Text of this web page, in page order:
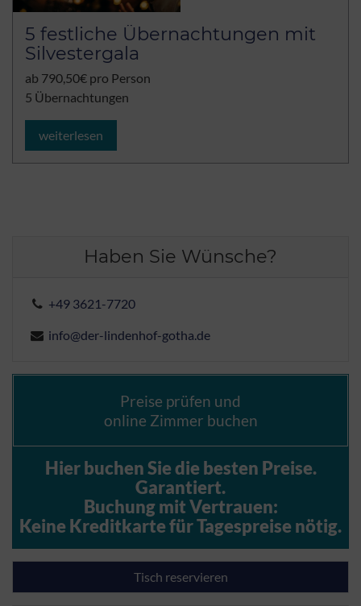
5 festliche Übernachtungen mit
Silvestergala
ab 790,50€ pro Person
5 Übernachtungen
weiterlesen
Haben Sie Wünsche?
+49 3621-7720
info@der-lindenhof-gotha.de
Preise prüfen und
online Zimmer buchen
Hier buchen Sie die besten Preise.
Garantiert.
Buchung mit Vertrauen:
Keine Kreditkarte für Tagespreise nötig.
Tisch reservieren